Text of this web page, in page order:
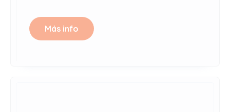
Más info